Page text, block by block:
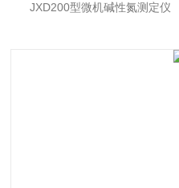
JXD200型微机碱性氮测定仪